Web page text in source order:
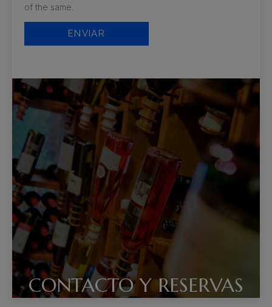
CONTACTO Y RESERVAS
of the same.